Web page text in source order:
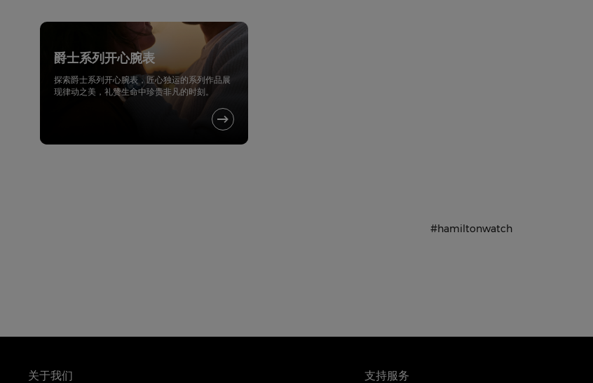
爵士系列开心腕表
探索爵士系列开心腕表，匠心独运的系列作品展
现律动之美，礼赞生命中珍贵非凡的时刻。
#hamiltonwatch
关于我们 支持服务